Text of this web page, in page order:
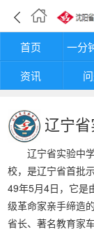
首页 一分
资讯
辽宁
辽宁省实验中
校，是辽宁省首批
49年5月4日，它是
级革命家亲手缔造
省长、著名教育家